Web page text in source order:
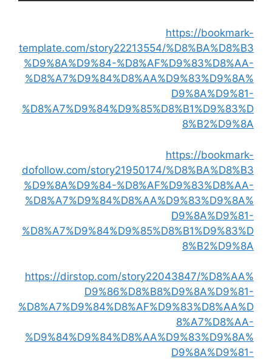
https://bookmark-
template.com/story22213554/%D8%BA%D8%B3
%D9%8A%D9%84-%D8%AF%D9%83%D8%AA-
%D8%A7%D9%84%D8%AA%D9%83%D9%8A%
D9%8A%D9%81-
%D8%A7%D9%84%D9%85%D8%B1%D9%83%D
8%B2%D9%8A
https://bookmark-
dofollow.com/story21950174/%D8%BA%D8%B3
%D9%8A%D9%84-%D8%AF%D9%83%D8%AA-
%D8%A7%D9%84%D8%AA%D9%83%D9%8A%
D9%8A%D9%81-
%D8%A7%D9%84%D9%85%D8%B1%D9%83%D
8%B2%D9%8A
https://dirstop.com/story22043847/%D8%AA%
D9%86%D8%B8%D9%8A%D9%81-
%D8%A7%D9%84%D8%AF%D9%83%D8%AA%D
8%A7%D8%AA-
%D9%84%D9%84%D8%AA%D9%83%D9%8A%
D9%8A%D9%81-